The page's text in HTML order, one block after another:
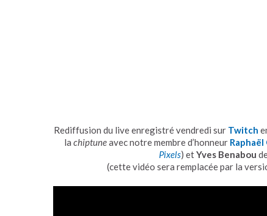
Rediffusion du live enregistré vendredi sur Twitch
la chiptuneavec notre membre d’honneur Raphaël
Pixels) etYves Benabou
(cette vidéo sera remplacée par la